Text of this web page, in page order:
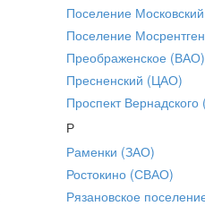
Поселение
Поселение
Преображенское (ВАО)
Пресненский (ЦАО)
Проспект
Р
Раменки (ЗАО)
Ростокино (СВАО)
Рязановское